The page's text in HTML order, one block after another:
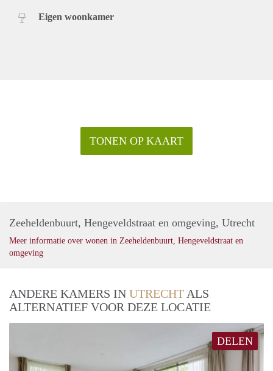
Eigen woonkamer
TONEN OP KAART
Zeeheldenbuurt, Hengeveldstraat en omgeving, Utrecht
Meer informatie over wonen in Zeeheldenbuurt, Hengeveldstraat en
omgeving
ANDERE KAMERS IN UTRECHT ALS
ALTERNATIEF VOOR DEZE LOCATIE
DELEN